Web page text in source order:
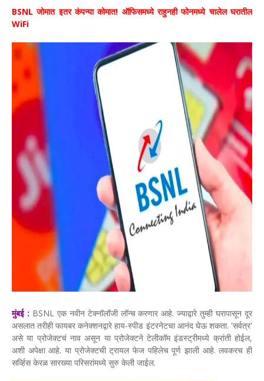
BSNL जोमात इतर कंपन्या कोमात! ऑफिसमध्ये राहुनही फोनमध्ये चालेल घरातील
WiFi
मुंबई : BSNL एक नवीन टेक्नॉलॉजी लॉन्च करणार आहे. ज्याद्वारे तुम्ही घरापासून दूर
असलात तरीही फायबर कनेक्शनद्वारे हाय-स्पीड इंटरनेटचा आनंद घेऊ शकता. 'सर्वत्र'
असे या प्रोजेक्टचं नाव असून या प्रोजेक्टने टेलीकॉम इंडस्ट्रीमध्ये क्रांती होईल,
अशी अपेक्षा आहे. या प्रोजेक्टची ट्रायल फेज पहिलेच पूर्ण झाली आहे. लवकरच ही
सर्व्हिस केरळ सारख्या परिसरांमध्ये सुरु केली जाईल.